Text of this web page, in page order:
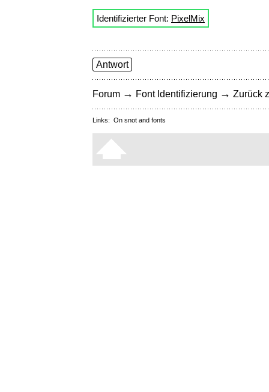
Identifizierter Font: PixelMix
Antwort
Forum → Font Identifizierung → Zurück
Links: On snot and fonts